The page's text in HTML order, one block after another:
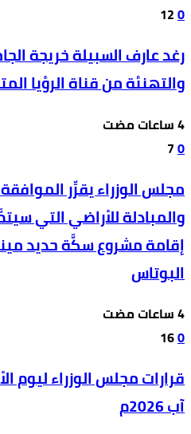
0
12
رغد عارف السبيلة خريجة
والتهنئة من قناة الرؤيا
0
7
مجلس الوزراء يقرِّر
والمبادلة للأراضي التي
إقامة مشروع سكَّة حديد
البوتاس
0
16
قرارات مجلس الوزراء ليوم
آب 2026م